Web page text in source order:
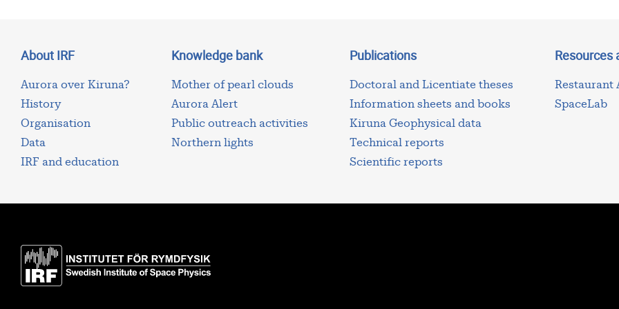
About IRF
Aurora over Kiruna?
History
Organisation
Data
IRF and education
Knowledge bank
Mother of pearl clouds
Aurora Alert
Public outreach activities
Northern lights
Publications
Doctoral and Licentiate theses
Information sheets and books
Kiruna Geophysical data
Technical reports
Scientific reports
Restaurant
SpaceLab